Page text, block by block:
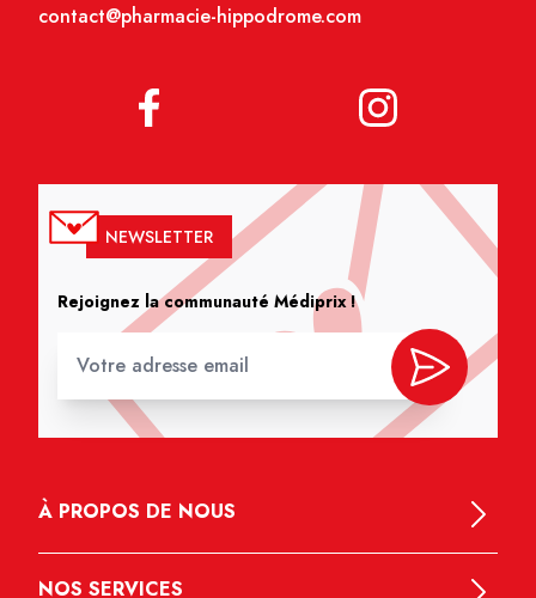
contact@pharmacie-hippodrome.com
NEWSLETTER
Rejoignez la communauté Médiprix !
À PROPOS DE NOUS
NOS SERVICES